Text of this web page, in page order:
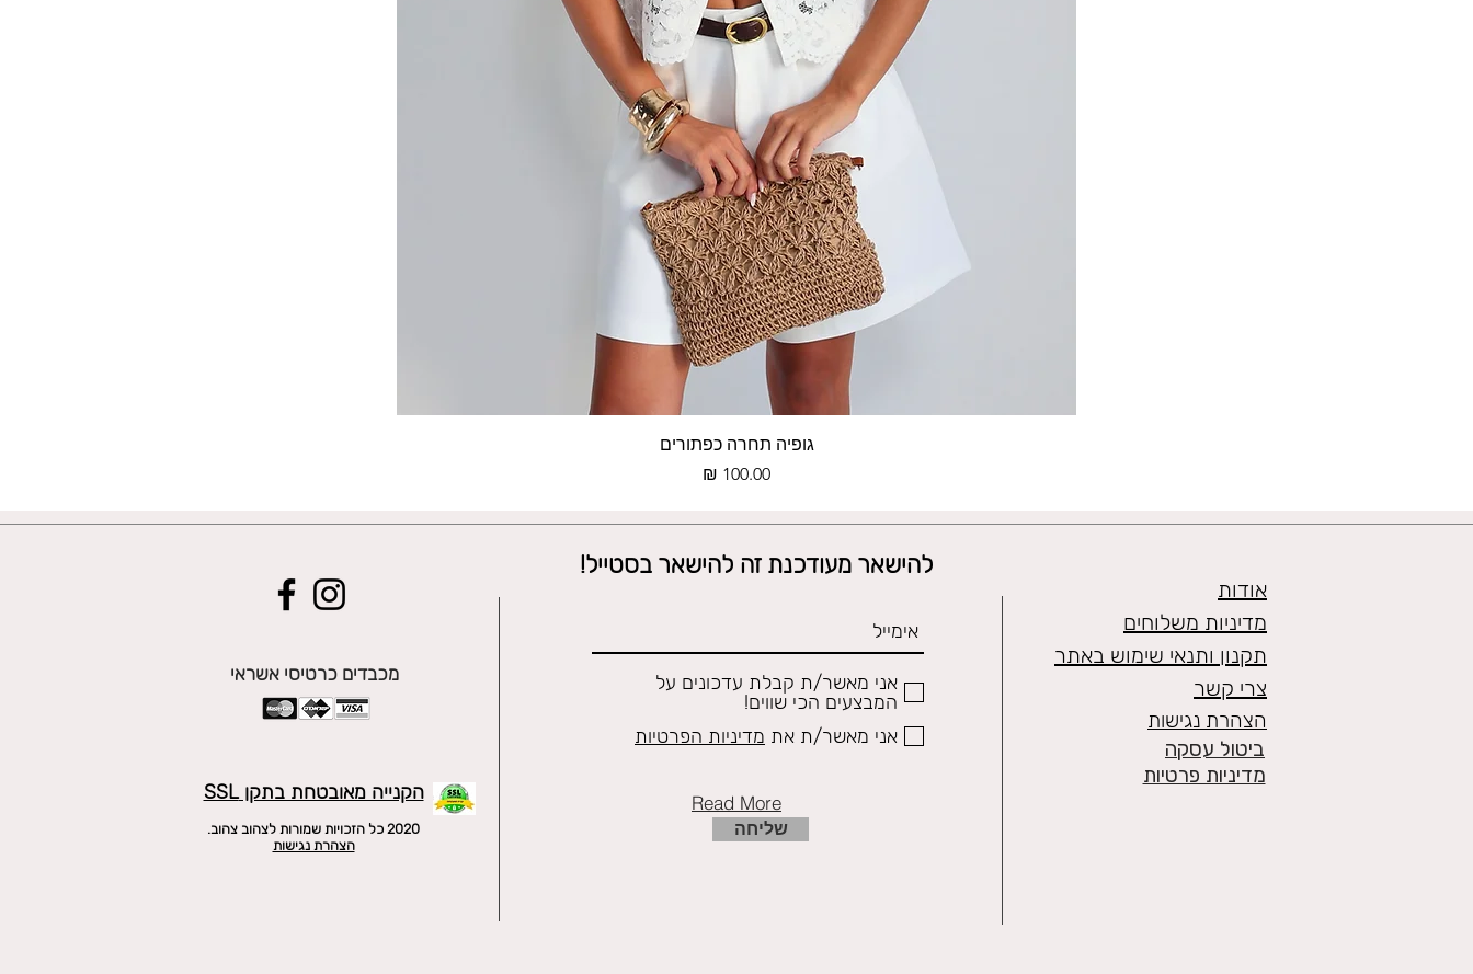
תצוגה מהירה
גופיה תחרה כפתורים
מחיר
מכבדים כרטיסי אשראי
הקנייה מאובטחת בתקן SSL
2020 כל הזכויות שמורות לצהוב צהוב.
הצהרת נגישות
להישאר מעודכנת זה להישאר בסטייל!
אני מאשר/ת קבלת עדכונים על
המבצעים הכי שווים!
אני מאשר/ת את מדיניות הפרטיות
שליחה
אודות
מדיניות משלוחים
תקנון ותנאי שימוש באתר
צרי קשר
הצהרת נגישות
מדיניות פרטיות
ביטול עסקה
Read More